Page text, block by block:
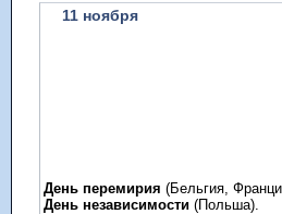
11 ноября
День перемирия (Бельгия,
День независимости (Польша).